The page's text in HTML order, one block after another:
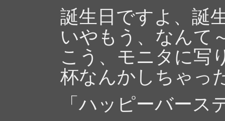
誕生日ですよ、誕
いやもう、なんて
こう、モニタに写
杯なんかしちゃっ
「ハッピーバース